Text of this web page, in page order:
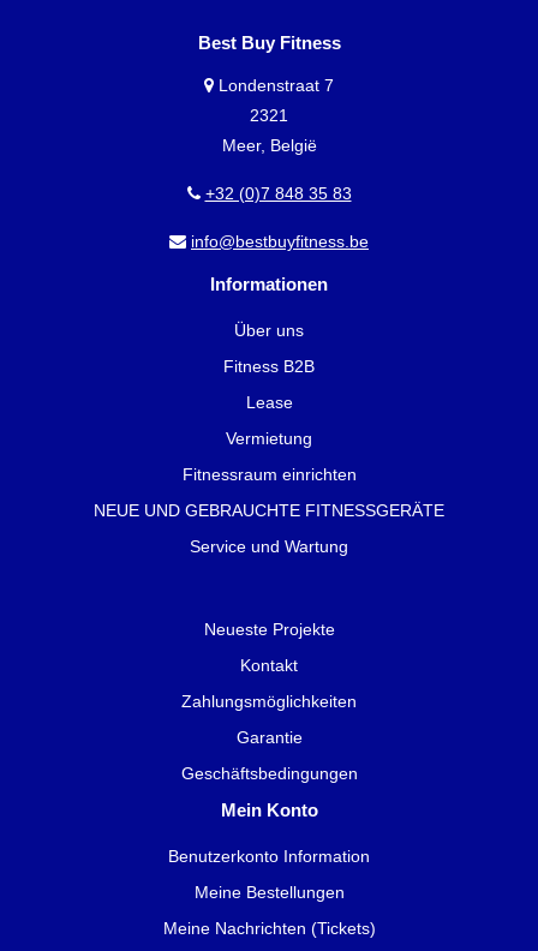
Best Buy Fitness
Londenstraat 7
2321
Meer, België
+32 (0)7 848 35 83
info@bestbuyfitness.be
Informationen
Über uns
Fitness B2B
Lease
Vermietung
Fitnessraum einrichten
NEUE UND GEBRAUCHTE FITNESSGERÄTE
Service und Wartung
Neueste Projekte
Kontakt
Zahlungsmöglichkeiten
Garantie
Geschäftsbedingungen
Mein Konto
Benutzerkonto Information
Meine Bestellungen
Meine Nachrichten (Tickets)